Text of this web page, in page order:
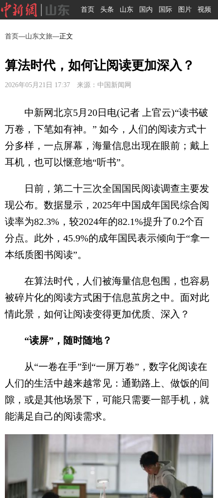
首页 头条 山东 国内 国际 图片 视频
首页—山东文旅—正文
算法时代，如何让阅读更加深入？
2026年05月21日 17:37 来源：中国新闻网
中新网北京5月20日电(记者 上官云)“读书破
万卷，下笔如有神。” 如今，人们的阅读方式十
分多样，一点屏幕，海量信息出现在眼前；戴上
耳机，也可以惬意地“听书”。
日前，第二十三次全国国民阅读调查主要发
现公布。数据显示，2025年中国成年国民综合阅
读率为82.3%，较2024年的82.1%提升了0.2个百
分点。此外，45.9%的成年国民表示倾向于“拿一
本纸质图书阅读”。
在算法时代，人们被海量信息包围，也容易
被碎片化的阅读方式困于信息茧房之中。面对此
情此景，如何让阅读变得更加优质、深入？
“读屏”，随时随地？
从“一卷在手”到“一屏万卷”，数字化阅读在
人们的生活中越来越常见：通勤路上、做饭的间
隙，或是其他场景下，可能只需要一部手机，就
能满足自己的阅读需求。